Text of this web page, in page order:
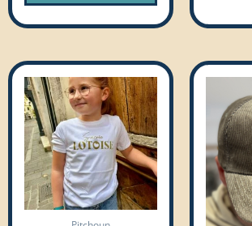
Ce
produit
a
plusieurs
variations.
Les
options
peuvent